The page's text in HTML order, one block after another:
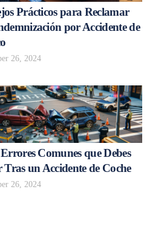
Prácticos para Reclamar
por Accidente de
26, 2024
Comunes que Debes
un Accidente de Coche
26, 2024